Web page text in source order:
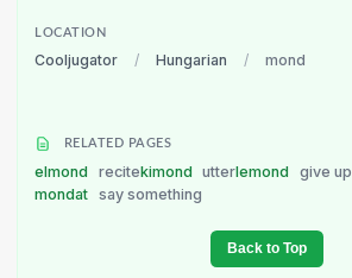
LOCATION
Cooljugator / Hungarian / mond
RELATED PAGES
elmond recitekimond utterlemond
give up
mondat say something
Back to Top